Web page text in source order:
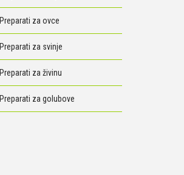
Preparati za ovce
Preparati za svinje
Preparati za živinu
Preparati za golubove